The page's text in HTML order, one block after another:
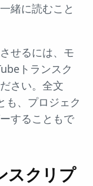
緒に読むこと
せるには、モ
トランスク
さい。全文
も、プロジェク
することもで
スクリプ